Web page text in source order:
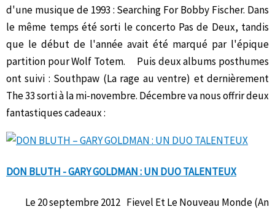
d'une musique de 1993 : Searching For Bobby Fischer. Dans
le même temps été sorti le concerto Pas de Deux, tandis
que le début de l'année avait été marqué par l'épique
partition pour Wolf Totem. Puis deux albums posthumes
ont suivi : Southpaw (La rage au ventre) et dernièrement
The 33 sorti à la mi-novembre. Décembre va nous offrir deux
fantastiques cadeaux :
DON BLUTH - GARY GOLDMAN : UN DUO TALENTEUX
Le 20 septembre 2012 Fievel Et Le Nouveau Monde (An